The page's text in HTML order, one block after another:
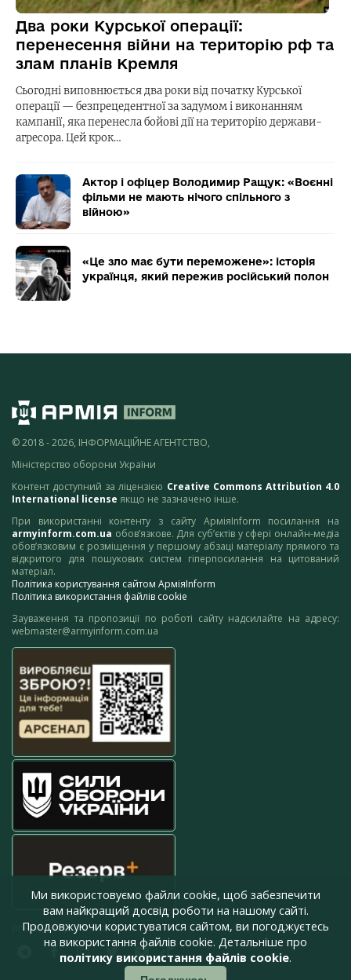
Два роки Курської операції:
перенесення війни на територію рф та
злам планів Кремля
Сьогодні виповнюється два роки від початку Курської
операції — безпрецедентної за задумом і виконанням
кампанії, яка перенесла бойові дії на територію держави-
агресора. Цей крок…
Актор і офіцер Володимир Ращук: «Воєнні
фільми не мають нічого спільного з
війною»
«Це зло має бути переможене»: історія
українця, який пережив російський полон
© 2018 - 2026, ІНФОРМАЦІЙНЕ АГЕНТСТВО,
Міністерство оборони України
Контент доступний за ліцензією Creative Commons Attribution 4.0
International license якщо не зазначено інше.
При використанні контенту з сайту АрміяInform посилання на
armyinform.com.ua обов’язкове. Для суб’єктів у сфері онлайн-медіа
обов’язковим є розміщення у першому абзаці матеріалу прямого та
відкритого для пошукових систем гіперпосилання на цитований
матеріал.
Політика користування сайтом АрміяInform
Політика використання файлів cookie
Зауваження та пропозиції по роботі сайту надсилайте на адресу:
webmaster@armyinform.com.ua
press@armyinform.com.ua
Ми використовуємо файли cookie, щоб забезпечити
вам найкращий досвід роботи на нашому сайті.
Продовжуючи користуватися сайтом, ви погоджуєтесь
на використання файлів cookie. Детальніше про
політику використання файлів cookie.